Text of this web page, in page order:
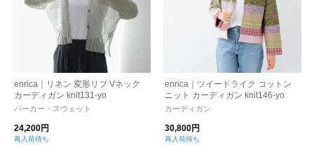
enrica｜リネン 変形リブ Vネック
カーディガン knit131-yo
パーカー・スウェット
24,200円
再入荷待ち
enrica｜ツイードライク コットン
ニット カーディガン knit146-yo
カーディガン
30,800円
再入荷待ち